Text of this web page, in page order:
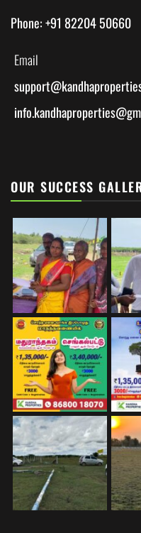
Phone: +91 82204 50660
Email
support@
OUR SUCCESS